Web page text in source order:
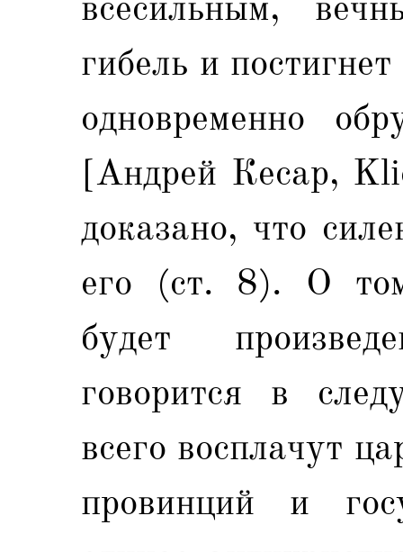
гибель и
одновременно
[Андрей Кесар,
доказано, что
его (ст. 8). О том
будет
говорится в
всего восплачут
провинций и